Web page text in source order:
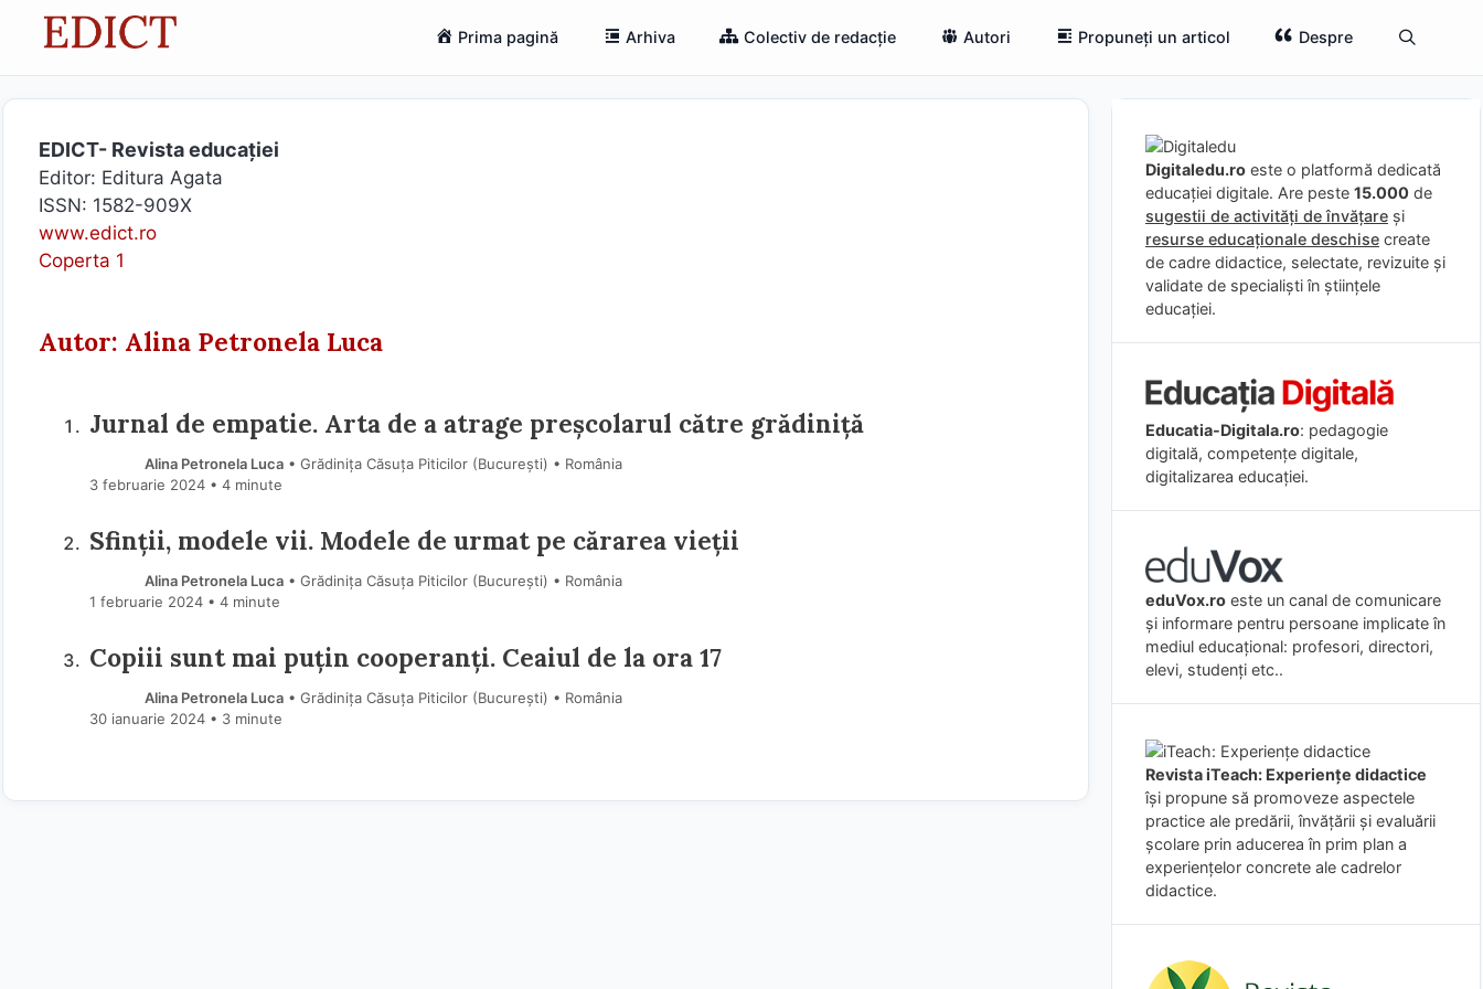
Prima pagină Arhiva Colectiv de redacție Autori Propuneți un articol Despre
EDICT- Revista educației
Editor: Editura Agata
ISSN: 1582-909X
www.edict.ro
Coperta 1
Autor: Alina Petronela Luca
Jurnal de empatie. Arta de a atrage preșcolarul către grădiniță
Alina Petronela Luca• Grădinița Căsuța Piticilor (Bucureşti) • România
3 februarie 2024 • 4 minute
Sfinții, modele vii. Modele de urmat pe cărarea vieții
Alina Petronela Luca• Grădinița Căsuța Piticilor (Bucureşti) • România
1 februarie 2024 • 4 minute
Copiii sunt mai puțin cooperanți. Ceaiul de la ora 17
Alina Petronela Luca• Grădinița Căsuța Piticilor (Bucureşti) • România
30 ianuarie 2024 • 3 minute
Digitaledu.ro este o platformă dedicată
educației digitale. Are peste 15.000 de
sugestii de activități de învățare și
resurse educaționale deschise create
de cadre didactice, selectate, revizuite și
validate de specialiști în științele
educației.
Educatia-Digitala.ro: pedagogie
digitală, competențe digitale,
digitalizarea educației.
eduVox.ro este un canal de comunicare
și informare pentru persoane implicate în
mediul educațional: profesori, directori,
elevi, studenți etc..
Revista iTeach: Experienţe didactice
îşi propune să promoveze aspectele
practice ale predării, învăţării şi evaluării
şcolare prin aducerea în prim plan a
experienţelor concrete ale cadrelor
didactice.